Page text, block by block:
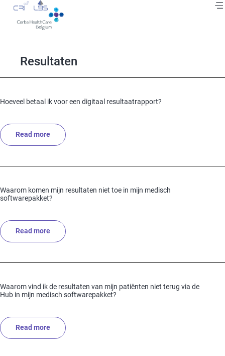
Skip
main
Resultaten
Hoeveel betaal ik voor een digitaal resultaatrapport?
Read more about Hoeveel betaal ik voor een digitaal
Waarom komen mijn resultaten niet toe in mijn medisch
softwarepakket?
Read more about Waarom komen mijn resultaten niet toe in mijn
Waarom vind ik de resultaten van mijn patiënten niet terug via de
Hub in mijn medisch softwarepakket?
Read more about Waarom vind ik de resultaten van mijn